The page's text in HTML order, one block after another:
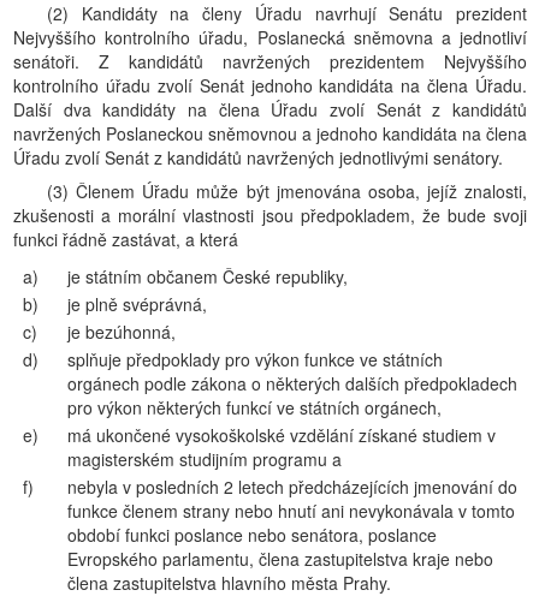
(2) Kandidáty na členy Úřadu navrhují Senátu prezident
Nejvyššího kontrolního úřadu, Poslanecká sněmovna a jednotliví
senátoři. Z kandidátů navržených prezidentem Nejvyššího
kontrolního úřadu zvolí Senát jednoho kandidáta na člena Úřadu.
Další dva kandidáty na člena Úřadu zvolí Senát z kandidátů
navržených Poslaneckou sněmovnou a jednoho kandidáta na člena
Úřadu zvolí Senát z kandidátů navržených jednotlivými senátory.
(3) Členem Úřadu může být jmenována osoba, jejíž znalosti,
zkušenosti a morální vlastnosti jsou předpokladem, že bude svoji
funkci řádně zastávat, a která
a)
je státním občanem České republiky,
b)
je plně svéprávná,
c)
je bezúhonná,
d)
splňuje předpoklady pro výkon funkce ve státních
orgánech podle zákona o některých dalších předpokladech
pro výkon některých funkcí ve státních orgánech,
e)
má ukončené vysokoškolské vzdělání získané studiem v
magisterském studijním programu a
f)
nebyla v posledních 2 letech předcházejících jmenování do
funkce členem strany nebo hnutí ani nevykonávala v tomto
období funkci poslance nebo senátora, poslance
Evropského parlamentu, člena zastupitelstva kraje nebo
člena zastupitelstva hlavního města Prahy.